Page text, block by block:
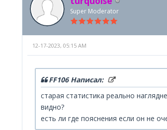
Super Moderator
12-17-2023, 05:15 AM
FF106 Написал:
старая статистика реально
видно?
есть ли где пояснения если он не